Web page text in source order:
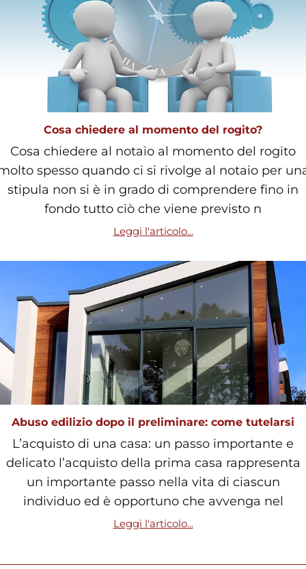
Cosa chiedere al momento del rogito?
Cosa chiedere al notaio al momento del rogito
spesso quando ci si rivolge al notaio per
stipula non si è in grado di comprendere fino in
fondo tutto ciò che viene previsto n
Leggi l'articolo...
Abuso edilizio dopo il preliminare: come tutelarsi
L’acquisto di una casa: un passo importante e
delicato l’acquisto della prima casa rappresenta
un importante passo nella vita di ciascun
individuo ed è opportuno che avvenga nel
Leggi l'articolo...